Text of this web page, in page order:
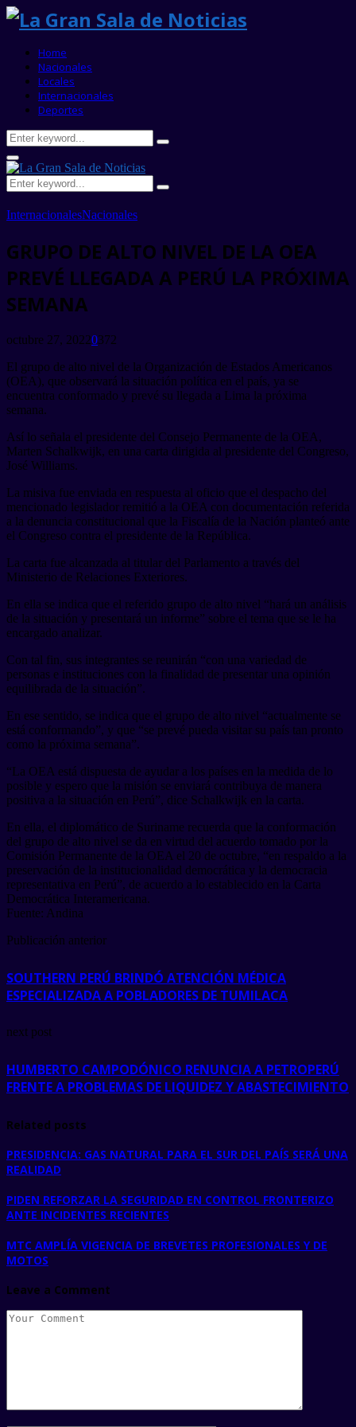
Home
Nacionales
Locales
Internacionales
Deportes
Search
for:
Search
Primary
Menu
Search
for:
Search
InternacionalesNacionales
GRUPO DE ALTO NIVEL DE LA OEA
PREVÉ LLEGADA A PERÚ LA PRÓXIMA
SEMANA
octubre 27, 20220372
El grupo de alto nivel de la Organización de Estados Americanos
(OEA), que observará la situación política en el país, ya se
encuentra conformado y prevé su llegada a Lima la próxima
semana.
Así lo señala el presidente del Consejo Permanente de la OEA,
Marten Schalkwijk, en una carta dirigida al presidente del Congreso,
José Williams.
La misiva fue enviada en respuesta al oficio que el despacho del
mencionado legislador remitió a la OEA con documentación referida
a la denuncia constitucional que la Fiscalía de la Nación planteó ante
el Congreso contra el presidente de la República.
La carta fue alcanzada al titular del Parlamento a través del
Ministerio de Relaciones Exteriores.
En ella se indica que el referido grupo de alto nivel “hará un análisis
de la situación y presentará un informe” sobre el tema que se le ha
encargado analizar.
Con tal fin, sus integrantes se reunirán “con una variedad de
personas e instituciones con la finalidad de presentar una opinión
equilibrada de la situación”.
En ese sentido, se indica que el grupo de alto nivel “actualmente se
está conformando”, y que “se prevé pueda visitar su país tan pronto
como la próxima semana”.
“La OEA está dispuesta de ayudar a los países en la medida de lo
posible y espero que la misión se enviará contribuya de manera
positiva a la situación en Perú”, dice Schalkwijk en la carta.
En ella, el diplomático de Suriname recuerda que la conformación
del grupo de alto nivel se da en virtud del acuerdo tomado por la
Comisión Permanente de la OEA el 20 de octubre, “en respaldo a la
preservación de la institucionalidad democrática y la democracia
representativa en Perú”, de acuerdo a lo establecido en la Carta
Democrática Interamericana.
Fuente: Andina
Publicación anterior
SOUTHERN PERÚ BRINDÓ ATENCIÓN MÉDICA
ESPECIALIZADA A POBLADORES DE TUMILACA
next post
HUMBERTO CAMPODÓNICO RENUNCIA A PETROPERÚ
FRENTE A PROBLEMAS DE LIQUIDEZ Y ABASTECIMIENTO
Related posts
PRESIDENCIA: GAS NATURAL PARA EL SUR DEL PAÍS SERÁ UNA
REALIDAD
PIDEN REFORZAR LA SEGURIDAD EN CONTROL FRONTERIZO
ANTE INCIDENTES RECIENTES
MTC AMPLÍA VIGENCIA DE BREVETES PROFESIONALES Y DE
MOTOS
Leave a Comment